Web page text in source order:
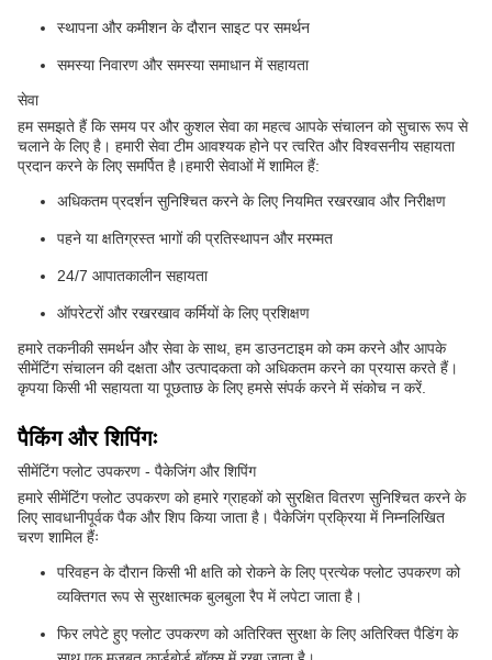
स्थापना और कमीशन के दौरान साइट पर समर्थन
समस्या निवारण और समस्या समाधान में सहायता
सेवा
हम समझते हैं कि समय पर और कुशल सेवा का महत्व आपके संचालन को सुचारू रूप से
चलाने के लिए है। हमारी सेवा टीम आवश्यक होने पर त्वरित और विश्वसनीय सहायता
प्रदान करने के लिए समर्पित है।हमारी सेवाओं में शामिल हैं:
अधिकतम प्रदर्शन सुनिश्चित करने के लिए नियमित रखरखाव और निरीक्षण
पहने या क्षतिग्रस्त भागों की प्रतिस्थापन और मरम्मत
24/7 आपातकालीन सहायता
ऑपरेटरों और रखरखाव कर्मियों के लिए प्रशिक्षण
हमारे तकनीकी समर्थन और सेवा के साथ, हम डाउनटाइम को कम करने और आपके
सीमेंटिंग संचालन की दक्षता और उत्पादकता को अधिकतम करने का प्रयास करते हैं।
कृपया किसी भी सहायता या पूछताछ के लिए हमसे संपर्क करने में संकोच न करें.
पैकिंग और शिपिंगः
सीमेंटिंग फ्लोट उपकरण - पैकेजिंग और शिपिंग
हमारे सीमेंटिंग फ्लोट उपकरण को हमारे ग्राहकों को सुरक्षित वितरण सुनिश्चित करने के
लिए सावधानीपूर्वक पैक और शिप किया जाता है। पैकेजिंग प्रक्रिया में निम्नलिखित
चरण शामिल हैंः
परिवहन के दौरान किसी भी क्षति को रोकने के लिए प्रत्येक फ्लोट उपकरण को
व्यक्तिगत रूप से सुरक्षात्मक बुलबुला रैप में लपेटा जाता है।
फिर लपेटे हुए फ्लोट उपकरण को अतिरिक्त सुरक्षा के लिए अतिरिक्त पैडिंग के